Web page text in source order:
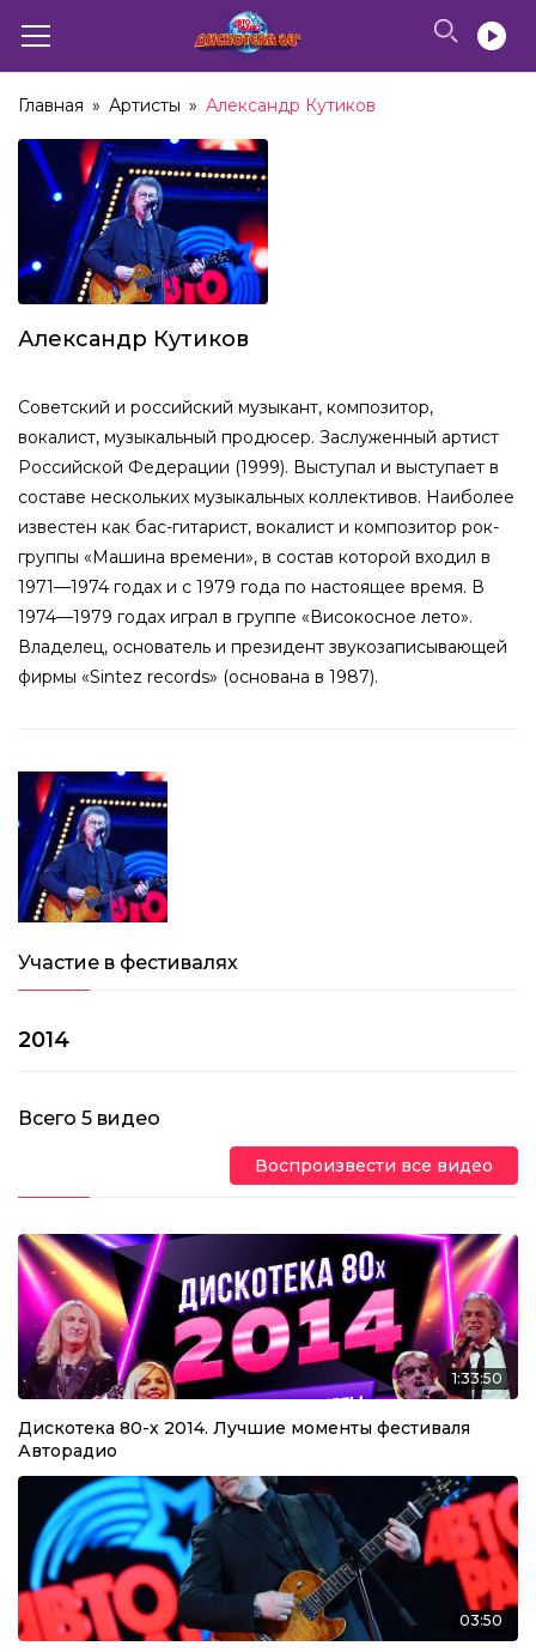
Главная » Артисты » Александр Кутиков
Александр Кутиков
Cоветский и российский музыкант, композитор,
вокалист, музыкальный продюсер. Заслуженный артист
Российской Федерации (1999). Выступал и выступает в
составе нескольких музыкальных коллективов. Наиболее
известен как бас-гитарист, вокалист и композитор рок-
группы «Машина времени», в состав которой входил в
1971—1974 годах и с 1979 года по настоящее время. В
1974—1979 годах играл в группе «Високосное лето».
Владелец, основатель и президент звукозаписывающей
фирмы «Sintez records» (основана в 1987).
Участие в фестивалях
2014
Всего 5 видео
Воспроизвести все видео
1:33:50
Дискотека 80-х 2014. Лучшие моменты фестиваля
Авторадио
03:50